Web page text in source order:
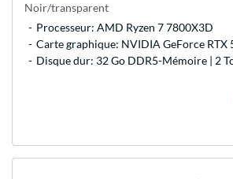
Noir/transparent
Processeur: AMD Ryzen 7 7800X3D
Carte graphique: NVIDIA GeForce RTX
Disque dur: 32 Go DDR5-Mémoire | 2